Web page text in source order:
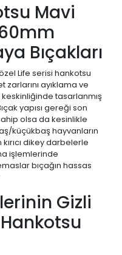
Mavi
Bıçakları
Life serisi hankotsu
zarlarını ayıklama ve
keskinliğinde tasarlanmış
yapısı gereği son
olsa da kesinlikle
küçükbaş hayvanların
dikey darbelerle
işlemlerinde
bıçağın hassas
Gizli